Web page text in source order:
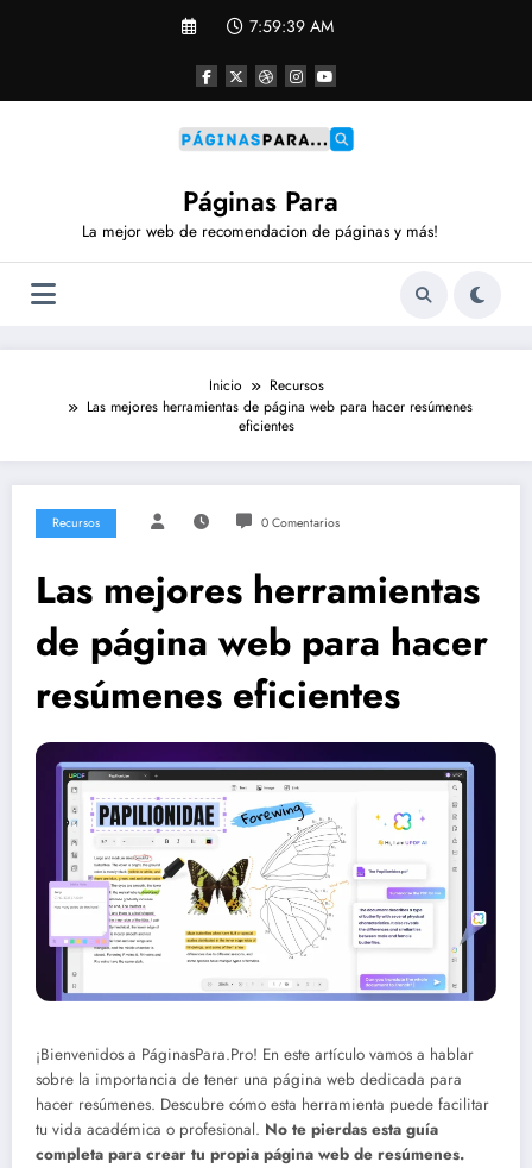
7:59:40 AM
Páginas Para
La mejor web de recomendacion de páginas y más!
Inicio
Recursos
Las mejores herramientas de página web para hacer resúmenes
eficientes
Recursos 0 Comentarios
Las mejores herramientas
de página web para hacer
resúmenes eficientes
¡Bienvenidos a PáginasPara.Pro! En este artículo vamos a hablar
sobre la importancia de tener una página web dedicada para
hacer resúmenes. Descubre cómo esta herramienta puede facilitar
tu vida académica o profesional. No te pierdas esta guía
completa para crear tu propia página web de resúmenes.